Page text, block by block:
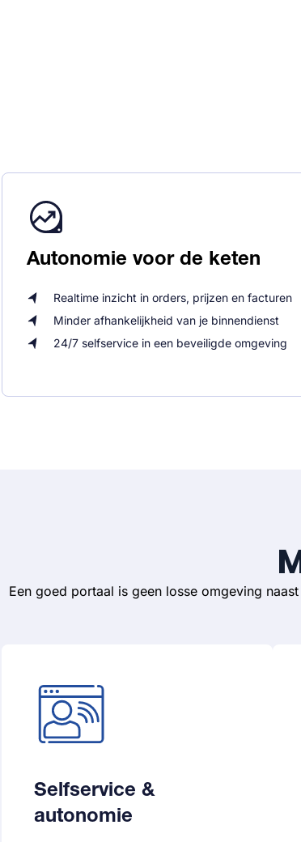
Autonomie voor de keten
Realtime inzicht in orders, prijzen en facturen
Minder afhankelijkheid van je binnendienst
24/7 selfservice in een beveiligde omgeving
Een goed portaal is geen losse omgeving
Selfservice &
autonomie